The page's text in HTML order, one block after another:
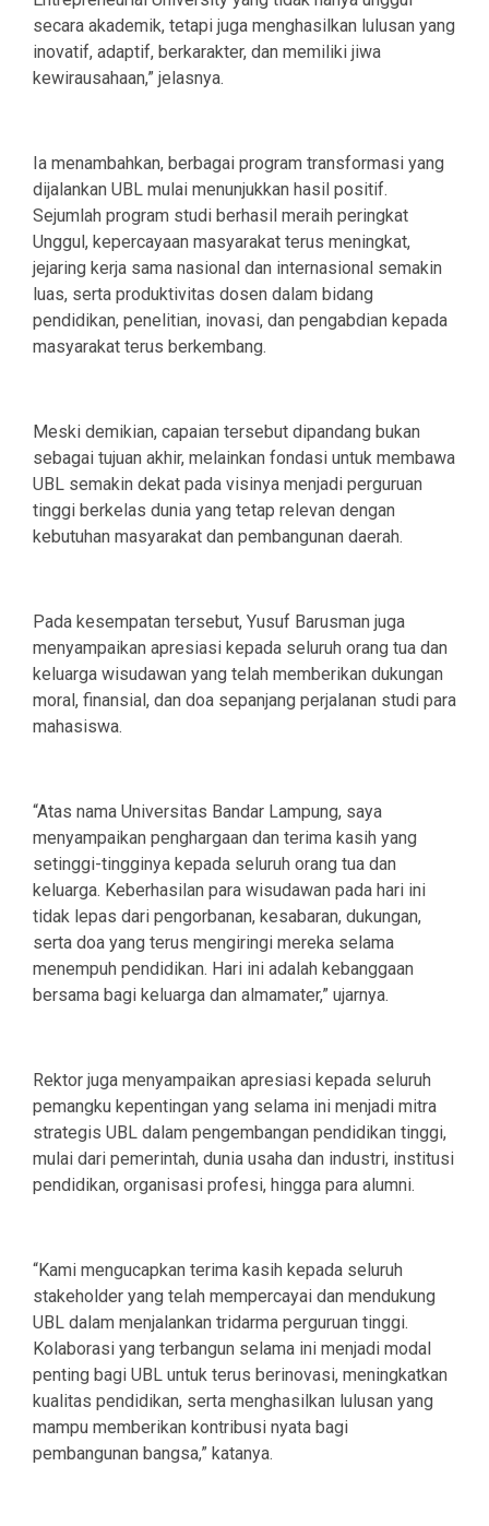
secara akademik, tetapi juga menghasilkan lulusan yang
inovatif, adaptif, berkarakter, dan memiliki jiwa
kewirausahaan,” jelasnya.
Ia menambahkan, berbagai program transformasi yang
dijalankan UBL mulai menunjukkan hasil positif.
Sejumlah program studi berhasil meraih peringkat
Unggul, kepercayaan masyarakat terus meningkat,
jejaring kerja sama nasional dan internasional semakin
luas, serta produktivitas dosen dalam bidang
pendidikan, penelitian, inovasi, dan pengabdian kepada
masyarakat terus berkembang.
Meski demikian, capaian tersebut dipandang bukan
sebagai tujuan akhir, melainkan fondasi untuk membawa
UBL semakin dekat pada visinya menjadi perguruan
tinggi berkelas dunia yang tetap relevan dengan
kebutuhan masyarakat dan pembangunan daerah.
Pada kesempatan tersebut, Yusuf Barusman juga
menyampaikan apresiasi kepada seluruh orang tua dan
keluarga wisudawan yang telah memberikan dukungan
moral, finansial, dan doa sepanjang perjalanan studi para
mahasiswa.
“Atas nama Universitas Bandar Lampung, saya
menyampaikan penghargaan dan terima kasih yang
setinggi-tingginya kepada seluruh orang tua dan
keluarga. Keberhasilan para wisudawan pada hari ini
tidak lepas dari pengorbanan, kesabaran, dukungan,
serta doa yang terus mengiringi mereka selama
menempuh pendidikan. Hari ini adalah kebanggaan
bersama bagi keluarga dan almamater,” ujarnya.
Rektor juga menyampaikan apresiasi kepada seluruh
pemangku kepentingan yang selama ini menjadi mitra
strategis UBL dalam pengembangan pendidikan tinggi,
mulai dari pemerintah, dunia usaha dan industri, institusi
pendidikan, organisasi profesi, hingga para alumni.
“Kami mengucapkan terima kasih kepada seluruh
stakeholder yang telah mempercayai dan mendukung
UBL dalam menjalankan tridarma perguruan tinggi.
Kolaborasi yang terbangun selama ini menjadi modal
penting bagi UBL untuk terus berinovasi, meningkatkan
kualitas pendidikan, serta menghasilkan lulusan yang
mampu memberikan kontribusi nyata bagi
pembangunan bangsa,” katanya.